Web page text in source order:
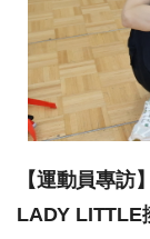
【運動員專訪
LADY LITTLE